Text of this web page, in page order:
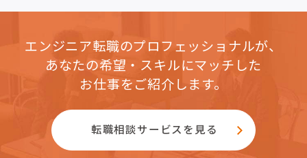
エンジニア転職のプロフェッショナルが、
あなたの希望・スキルにマッチした
お仕事をご紹介します。
転職相談サービスを見る